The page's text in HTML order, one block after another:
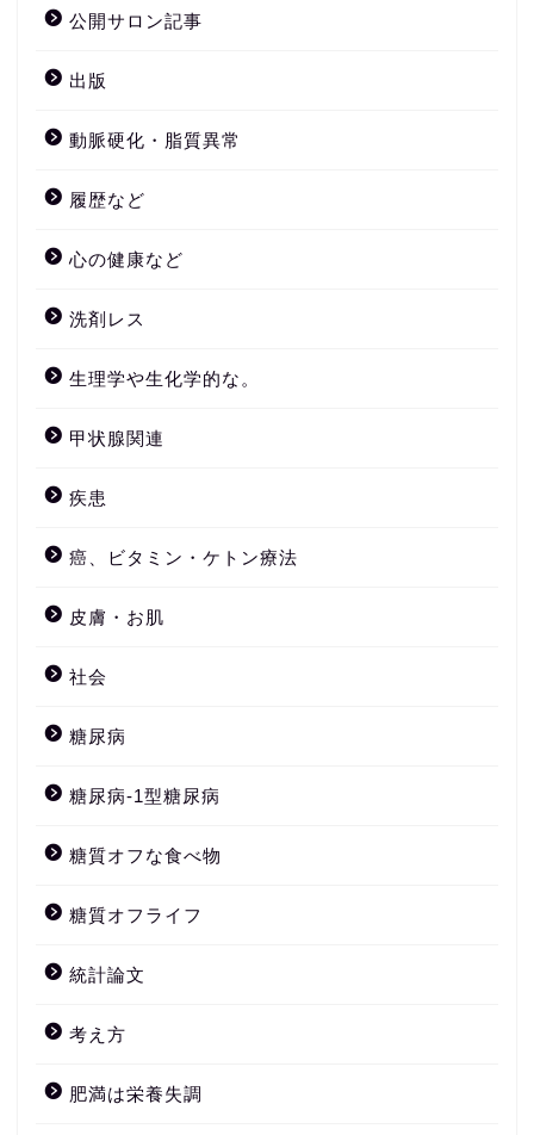
公開サロン記事
出版
動脈硬化・脂質異常
履歴など
心の健康など
洗剤レス
生理学や生化学的な。
甲状腺関連
疾患
癌、ビタミン・ケトン療法
皮膚・お肌
社会
糖尿病
糖尿病-1型糖尿病
糖質オフな食べ物
糖質オフライフ
統計論文
考え方
肥満は栄養失調